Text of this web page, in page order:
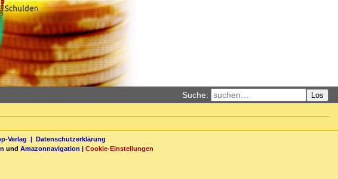
Suche: Los
Verlag | Datenschutzerklärung
und Amazonnavigation | Cookie-Einstellungen